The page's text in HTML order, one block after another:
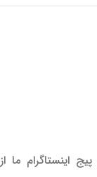
اینستاگرام ما از